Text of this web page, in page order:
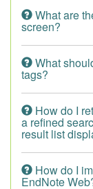
What are
screen?
What
tags?
How do I
a refined
result list
How do I
EndNote